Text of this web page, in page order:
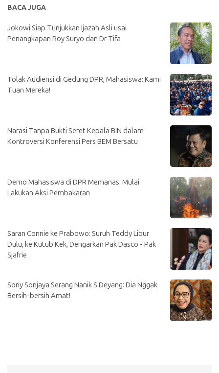
BACA JUGA
Jokowi Siap Tunjukkan Ijazah Asli usai
Penangkapan Roy Suryo dan Dr Tifa
Tolak Audiensi di Gedung DPR, Mahasiswa: Kami
Tuan Mereka!
Narasi Tanpa Bukti Seret Kepala BIN dalam
Kontroversi Konferensi Pers BEM Bersatu
Demo Mahasiswa di DPR Memanas: Mulai
Lakukan Aksi Pembakaran
Saran Connie ke Prabowo: Suruh Teddy Libur
Dulu, ke Kutub Kek, Dengarkan Pak Dasco - Pak
Sjafrie
Sony Sonjaya Serang Nanik S Deyang: Dia Nggak
Bersih-bersih Amat!